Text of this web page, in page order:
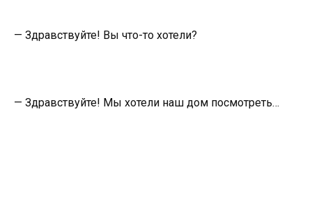
— Здравствуйте! Вы что-то хотели?
— Здравствуйте! Мы хотели наш дом посмотреть…